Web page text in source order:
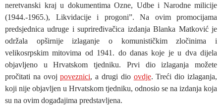
neretvanski kraj u dokumentima Ozne, Udbe i Narodne milicije
(1944.-1965.), Likvidacije i progoni”. Na ovim promocijama
predsjednica udruge i supriređivačica izdanja Blanka Matković je
održala opširnije izlaganje o komunističkim zločinima i
velikosrpskim mitovima od 1941. do danas koje je u dva dijela
objavljeno u Hrvatskom tjedniku. Prvi dio izlaganja možete
pročitati na ovojpoveznici, a drugi dio ovdje. Treći dio izlaganja,
koji nije objavljen u Hrvatskom tjedniku, odnosio se na izdanja koja
su na ovim događajima predstavljena.